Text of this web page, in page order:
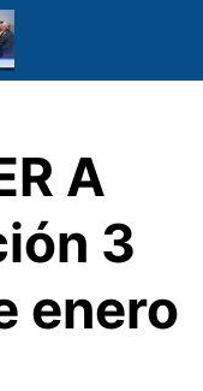
A
3
enero